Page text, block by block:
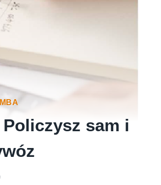
sam i